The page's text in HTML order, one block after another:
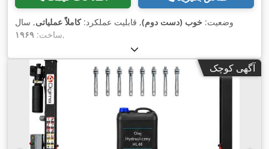
وضعیت: خوب (دست دوم), قابلیت عملکرد:کاملاً عملیاتی, سال
ساخت: ۱۹۶۹ ,
آگهی کوچک